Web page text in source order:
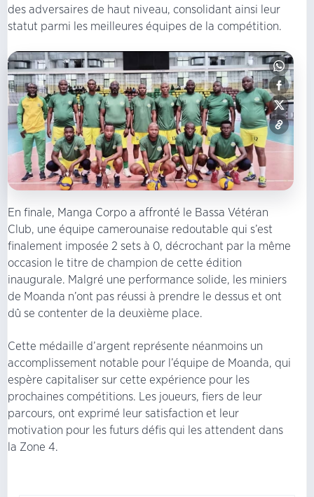
des adversaires de haut niveau, consolidant ainsi leur
statut parmi les meilleures équipes de la compétition.
En finale, Manga Corpo a affronté le Bassa Vétéran
Club, une équipe camerounaise redoutable qui s’est
finalement imposée 2 sets à 0, décrochant par la même
occasion le titre de champion de cette édition
inaugurale. Malgré une performance solide, les miniers
de Moanda n’ont pas réussi à prendre le dessus et ont
dû se contenter de la deuxième place.
Cette médaille d’argent représente néanmoins un
accomplissement notable pour l’équipe de Moanda, qui
espère capitaliser sur cette expérience pour les
prochaines compétitions. Les joueurs, fiers de leur
parcours, ont exprimé leur satisfaction et leur
motivation pour les futurs défis qui les attendent dans
la Zone 4.